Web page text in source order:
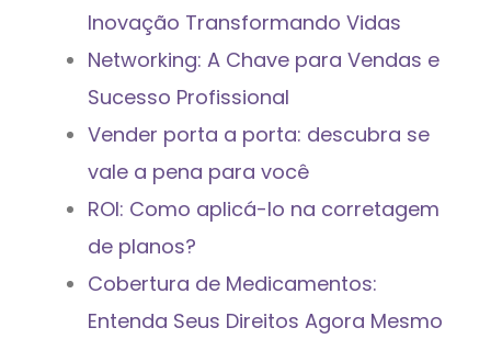
Inovação Transformando Vidas
Networking: A Chave para Vendas e
Sucesso Profissional
Vender porta a porta: descubra se
vale a pena para você
ROI: Como aplicá-lo na corretagem
de planos?
Cobertura de Medicamentos:
Entenda Seus Direitos Agora Mesmo